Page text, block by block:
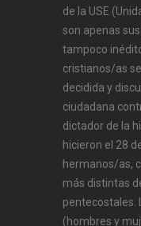
de la USE
son apenas
tampoco
cristianos/as
decidida y
ciudadana
dictador de la
hicieron el 28
hermanos/as,
más distintas
pentecostales.
(hombres y